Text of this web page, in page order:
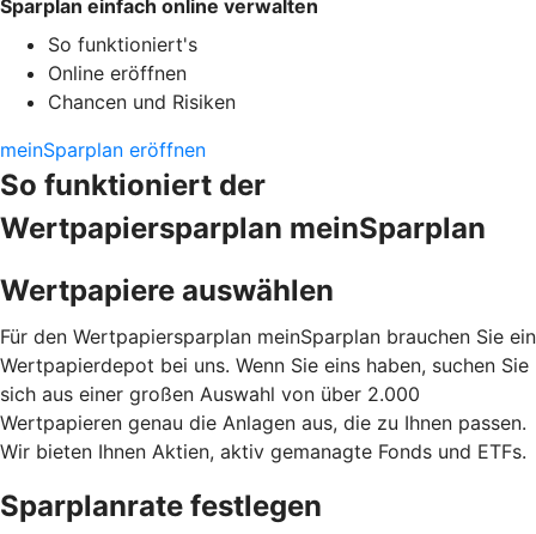
Sparplan einfach online verwalten
So funktioniert's
Online eröffnen
Chancen und Risiken
meinSparplan eröffnen
So funktioniert der
Wertpapiersparplan meinSparplan
Wertpapiere auswählen
Für den Wertpapiersparplan meinSparplan brauchen Sie ein
Wertpapierdepot bei uns. Wenn Sie eins haben, suchen Sie
sich aus einer großen Auswahl von über 2.000
Wertpapieren genau die Anlagen aus, die zu Ihnen passen.
Wir bieten Ihnen Aktien, aktiv gemanagte Fonds und ETFs.
Sparplanrate festlegen